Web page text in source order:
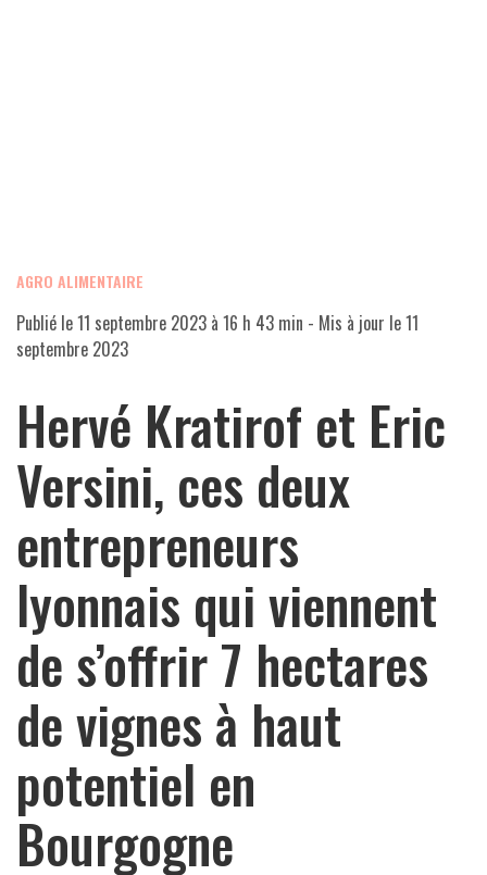
AGRO ALIMENTAIRE
Publié le11 septembre 2023 à 16 h 43 min - Mis à jour le11
septembre 2023
Hervé Kratirof et Eric
Versini, ces deux
entrepreneurs
lyonnais qui viennent
de s’offrir 7 hectares
de vignes à haut
potentiel en
Bourgogne